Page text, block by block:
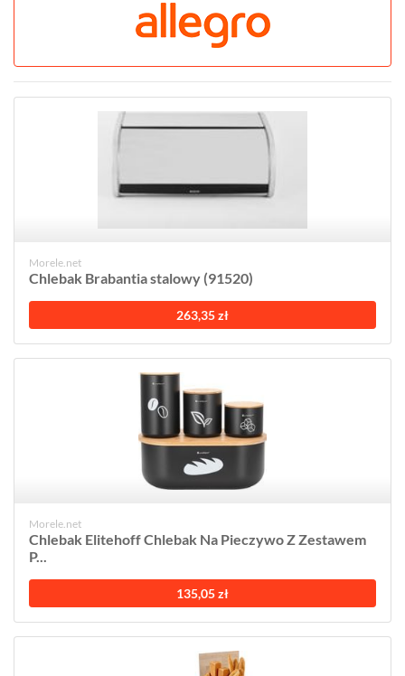
Morele.net
Chlebak Brabantia stalowy (91520)
263,35 zł
Morele.net
Chlebak Elitehoff Chlebak Na Pieczywo Z Zestawem
P...
135,05 zł